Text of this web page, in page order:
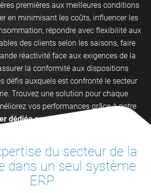
premières aux meilleures conditions
en minimisant les coûts, influencer les
répondre avec flexibilité aux
des clients selon les saisons, faire
réactivité face aux exigences de la
la conformité aux dispositions
défis auxquels est confronté le secteur
Trouvez une solution pour chaque
vos performances grâce à notre
dédiée au secteur de la confiserie
du secteur de la
dans un seul système
ERP